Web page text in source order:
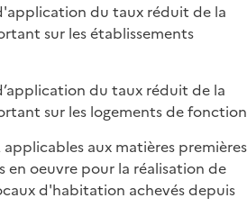
du taux réduit de la
sur les établissements
du taux réduit de la
sur les logements de fonction
applicables aux matières premières
en oeuvre pour la réalisation de
d'habitation achevés depuis